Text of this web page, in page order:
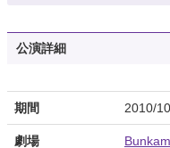
公演詳細
期間 2010/
劇場